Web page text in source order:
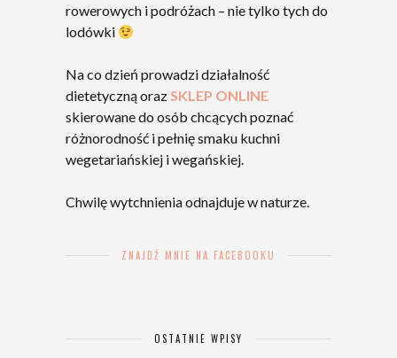
rowerowych i podróżach – nie tylko tych do
lodówki
Na co dzień prowadzi działalność
dietetyczną orazSKLEP ONLINE
skierowane do osób chcących poznać
różnorodność i pełnię smaku kuchni
wegetariańskiej i wegańskiej.
Chwilę wytchnienia odnajduje w naturze.
ZNAJDŹ MNIE NA FACEBOOKU
OSTATNIE WPISY